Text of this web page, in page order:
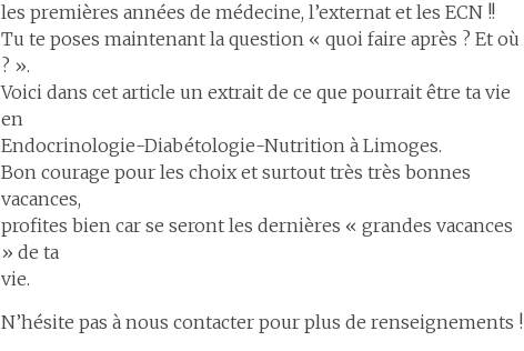
les premières années de médecine, l’externat et les ECN !!
Tu te poses maintenant la question « quoi faire après ? Et où
? ».
Voici dans cet article un extrait de ce que pourrait être ta vie
en
Endocrinologie-Diabétologie-Nutrition à Limoges.
Bon courage pour les choix et surtout très très bonnes
vacances,
profites bien car se seront les dernières « grandes vacances
» de ta
vie.
N’hésite pas à nous contacter pour plus de renseignements !